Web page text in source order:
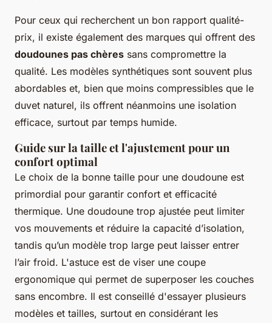
Pour ceux qui recherchent un bon rapport qualité-
prix, il existe également des marques qui offrent des
doudounes pas chères sans compromettre la
qualité. Les modèles synthétiques sont souvent plus
abordables et, bien que moins compressibles que le
duvet naturel, ils offrent néanmoins une isolation
efficace, surtout par temps humide.
Guide sur la taille et l'ajustement pour un
confort optimal
Le choix de la bonne taille pour une doudoune est
primordial pour garantir confort et efficacité
thermique. Une doudoune trop ajustée peut limiter
vos mouvements et réduire la capacité d’isolation,
tandis qu’un modèle trop large peut laisser entrer
l’air froid. L'astuce est de viser une coupe
ergonomique qui permet de superposer les couches
sans encombre. Il est conseillé d'essayer plusieurs
modèles et tailles, surtout en considérant les